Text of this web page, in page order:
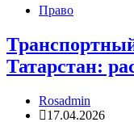
Право
Татарстан:
Rosadmin
17.04.2026